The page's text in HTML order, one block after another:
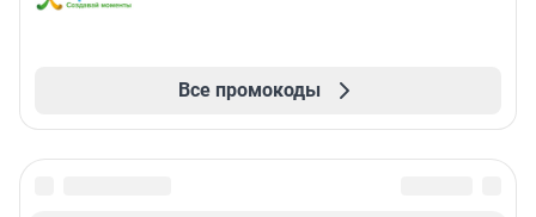
Все промокоды